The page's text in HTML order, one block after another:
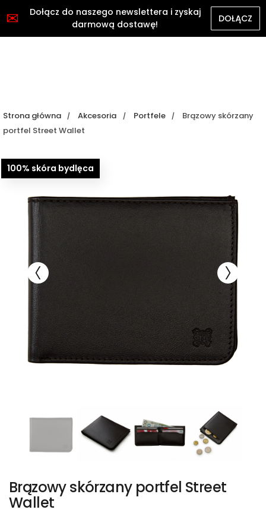
Strona główna Akcesoria Portfele
Brązowy skórzany
portfel Street Wallet
100% skóra bydlęca
Brązowy skórzany portfel Street
Wallet
✉
Dołącz do naszego newslettera i zyskaj
darmową dostawę!
DOŁĄCZ